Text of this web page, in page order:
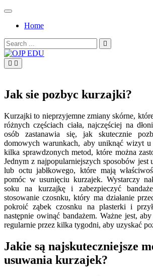
Skip
contentHome
Search
for:
Jak sie pozbyc kurzajki?
Kurzajki to nieprzyjemne zmiany skórne,
różnych częściach ciała, najczęściej na
osób zastanawia się, jak skutecznie
domowych warunkach, aby uniknąć wizyt u
kilka sprawdzonych metod, które można
Jednym z najpopularniejszych sposobów
lub octu jabłkowego, które mają
pomóc w usunięciu kurzajek. Wystarczy
soku na kurzajkę i zabezpieczyć
stosowanie czosnku, który ma działanie
pokroić ząbek czosnku na plasterki i
następnie owinąć bandażem. Ważne jest,
regularnie przez kilka tygodni, aby uzyskać
Jakie są najskuteczniejsze
usuwania kurzajek?